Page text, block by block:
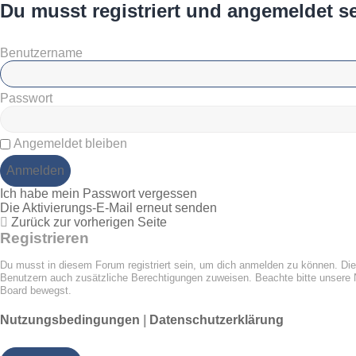
Du musst registriert und angemeldet
Benutzername
Passwort
Angemeldet bleiben
Ich habe mein Passwort vergessen
Die Aktivierungs-E-Mail erneut senden
Zurück zur vorherigen Seite
Registrieren
Du musst in diesem Forum registriert sein, um dich anmelden zu können.
Benutzern auch zusätzliche Berechtigungen zuweisen. Beachte bitte
Board bewegst.
Nutzungsbedingungen Datenschutzerklärung